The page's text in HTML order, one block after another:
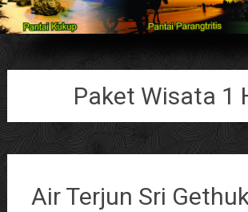
Paket Wisata 1
Air Terjun Sri